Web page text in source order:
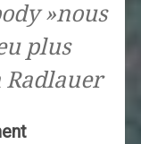
»nous
plus
Radlauer